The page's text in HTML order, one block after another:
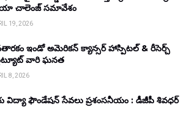
చాలెంజ్ సమావేశం
19, 2026
ఇండో అమెరికన్ క్యాన్సర్ హాస్పిటల్ & రీసెర్చ్
వారి ఘనత
8, 2026
విద్యా ఫౌండేషన్ సేవలు ప్రశంసనీయం : డీజీపీ శివధర్